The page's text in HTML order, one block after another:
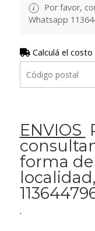
Por favor,
Whatsapp
Calculá el costo
ENVIOS
forma
.